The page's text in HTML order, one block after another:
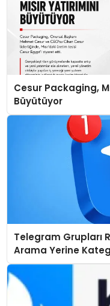
Cesur Packaging,
Büyütüyor
Telegram Grupları
Arama Yerine